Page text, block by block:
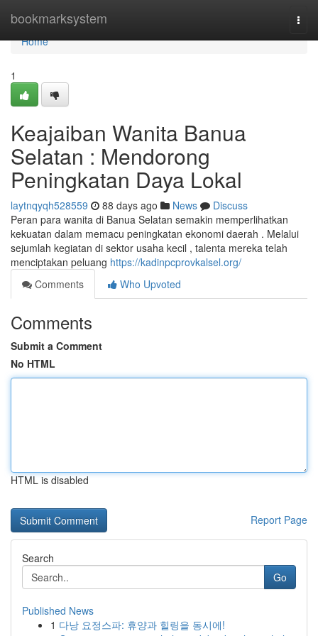
bookmarksystem
Home
Home
1
Keajaiban Wanita Banua
Selatan : Mendorong
Peningkatan Daya Lokal
laytnqyqh528559 88 days ago News
Discuss
Peran para wanita di Banua Selatan semakin memperlihatkan
kekuatan dalam memacu peningkatan ekonomi daerah . Melalui
sejumlah kegiatan di sektor usaha kecil , talenta mereka telah
menciptakan peluang https://kadinpcprovkalsel.org/
Comments
Who Upvoted
Comments
Submit a Comment
No HTML
HTML is disabled
Report Page
Search
Go
Published News
1 다낭 요정스파: 휴양과 힐링을 동시에!